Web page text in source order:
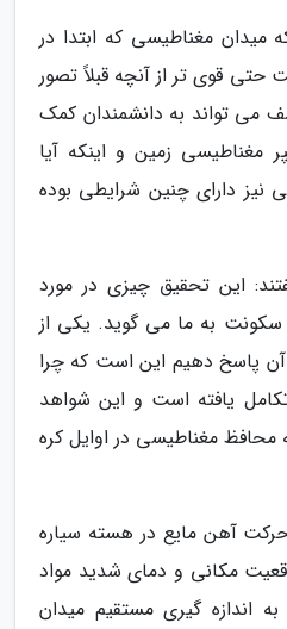
میدان مغناطیسی که ابتدا در
قوی تر از آنچه قبلاً تصور
تواند به دانشمندان کمک
مغناطیسی زمین و اینکه آیا
نیز دارای چنین شرایطی بوده
این تحقیق چیزی در مورد
به ما می گوید. یکی از
پاسخ دهیم این است که چرا
یافته است و این شواهد
مغناطیسی در اوایل کره
آهن مایع در هسته سیاره
مکانی و دمای شدید مواد
اندازه گیری مستقیم میدان